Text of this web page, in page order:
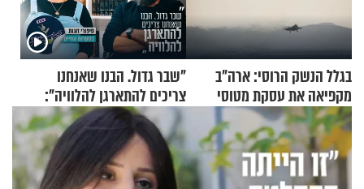
בגלל הנשק הרוסי: ארה"ב
מקפיאה את עסקת מטוסי
הקרב לטורקיה
"שבר גדול. הבנו שאנחנו
צריכים להתארגן להלוויה":
זוגיות במבחן, הפעם עם מרים
וגד דנינו